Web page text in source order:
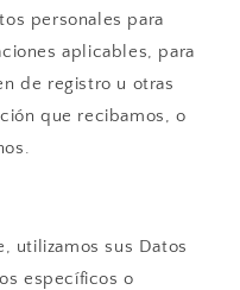
personales para
aplicables, para
de registro u otras
que recibamos, o
utilizamos sus Datos
específicos o